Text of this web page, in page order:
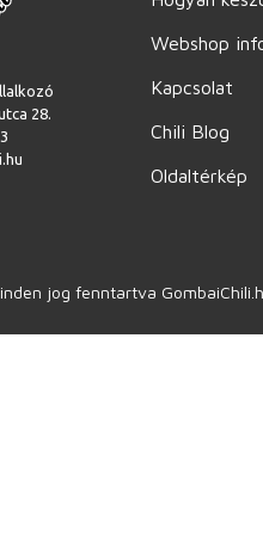
28.
Webshop
Kapcsolat
Chili Blog
Oldaltérkép
jog fenntartva